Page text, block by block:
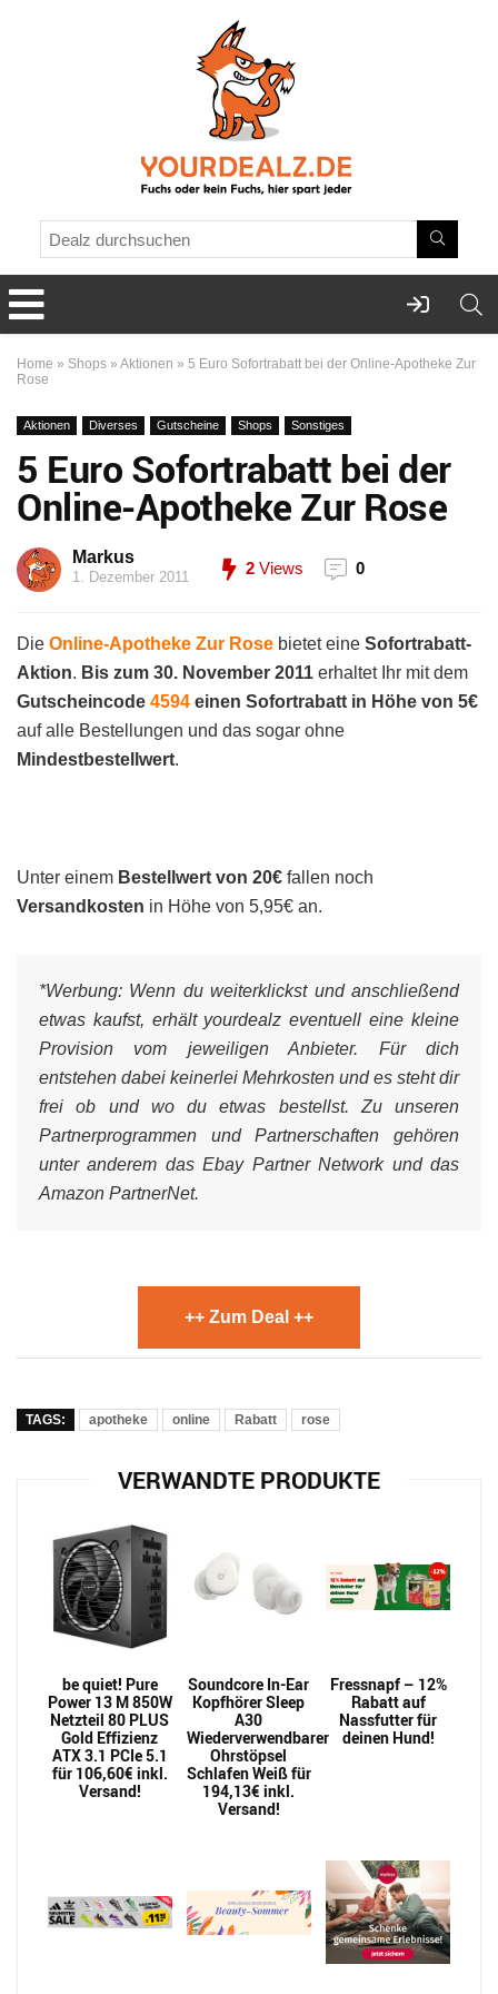
Home » Shops » Aktionen » 5 Euro Sofortrabatt bei der Online-Apotheke Zur
Rose
Aktionen Diverses Gutscheine Shops Sonstiges
5 Euro Sofortrabatt bei der
Online-Apotheke Zur Rose
Markus
1. Dezember 2011 2 Views 0
Die Online-Apotheke Zur Rose bietet eine Sofortrabatt-
Aktion. Bis zum 30. November 2011 erhaltet Ihr mit dem
Gutscheincode 4594 einen Sofortrabatt in Höhe von 5€
auf alle Bestellungen und das sogar ohne
Mindestbestellwert.
Unter einem Bestellwert von 20€ fallen noch
Versandkosten in Höhe von 5,95€ an.
*Werbung: Wenn du weiterklickst und anschließend
etwas kaufst, erhält yourdealz eventuell eine kleine
Provision vom jeweiligen Anbieter. Für dich
entstehen dabei keinerlei Mehrkosten und es steht dir
frei ob und wo du etwas bestellst. Zu unseren
Partnerprogrammen und Partnerschaften gehören
unter anderem das Ebay Partner Network und das
Amazon PartnerNet.
++ Zum Deal ++
TAGS: apotheke online Rabatt rose
VERWANDTE PRODUKTE
be quiet! Pure
Power 13 M 850W
Netzteil 80 PLUS
Gold Effizienz
ATX 3.1 PCIe 5.1
für 106,60€ inkl.
Versand!
Soundcore In-Ear
Kopfhörer Sleep
A30
Wiederverwendbarer
Ohrstöpsel
Schlafen Weiß für
194,13€ inkl.
Versand!
Fressnapf – 12%
Rabatt auf
Nassfutter für
deinen Hund!